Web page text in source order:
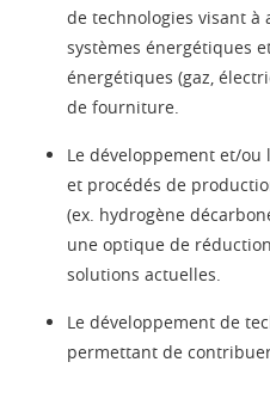
de technologies visant à
systèmes énergétiques
énergétiques (gaz,
de fourniture.
Le développement et/ou
et procédés de
(ex. hydrogène
une optique de
solutions actuelles.
Le développement de
permettant de